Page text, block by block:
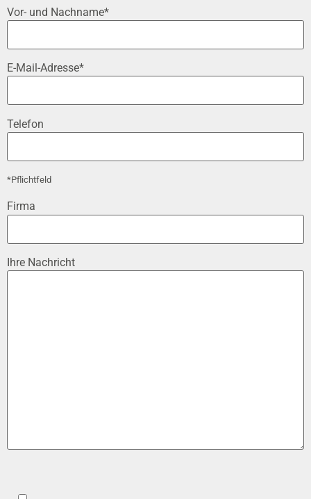
Vor- und Nachname*
E-Mail-Adresse*
Telefon
*Pflichtfeld
Firma
Ihre Nachricht